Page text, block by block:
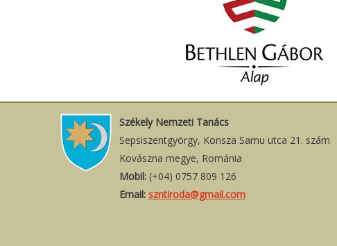
Székely Nemzeti Tanács
Sepsiszentgyörgy, Konsza Samu utca 21. szám
Kovászna megye, Románia
Mobil: (+04) 0757 809 126
Email: szntiroda@gmail.com